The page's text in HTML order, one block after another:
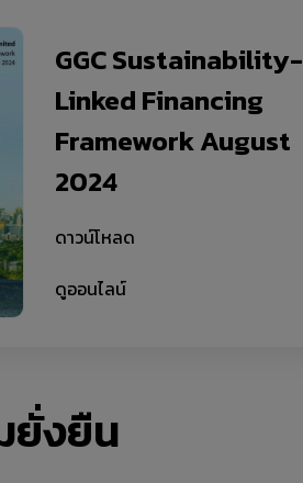
GGC Sustainability-
Linked Financing
Framework August
2024
ดาวน์โหลด
ดูออนไลน์
ยั่งยืน